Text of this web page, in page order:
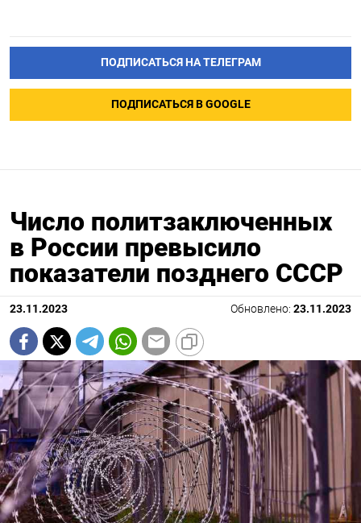
ПОДПИСАТЬСЯ НА ТЕЛЕГРАМ
ПОДПИСАТЬСЯ В GOOGLE
Число политзаключенных
в России превысило
показатели позднего СССР
23.11.2023 Обновлено: 23.11.2023